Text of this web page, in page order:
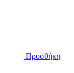
Προσθήκη